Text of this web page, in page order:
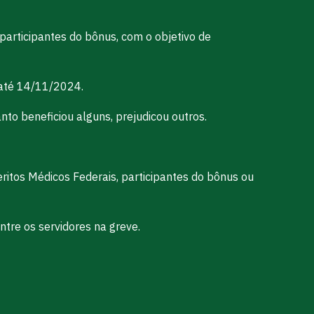
do bônus, com o objetivo de
14/11/2024.
beneficiou alguns, prejudicou outros.
Médicos Federais, participantes do bônus ou
os servidores na greve.